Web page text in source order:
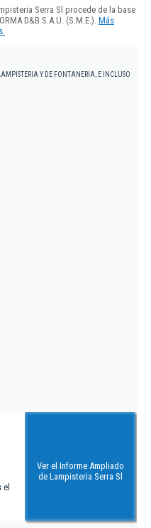
Serra Sl procede de la base
D&B S.A.U. (S.M.E.). Más
Y DE FONTANERIA, E INCLUSO
el
Ver el Informe Ampliado
de Lampisteria Serra Sl